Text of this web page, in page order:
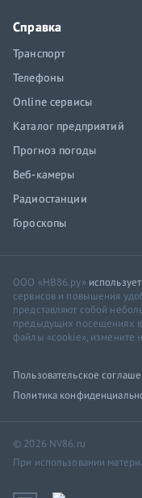
Справка
Транспорт
Телефоны
Online сервисы
Каталог предприятий
Прогноз погоды
Веб-камеры
Радиостанции
Гороскопы
ООО «НВ86.ру»
сервисов и повышения
представляют собой
предыдущих посещениях
файлы «cookie», измените
Пользовательское
Политика
© 2026 NV86.ru
При использовании